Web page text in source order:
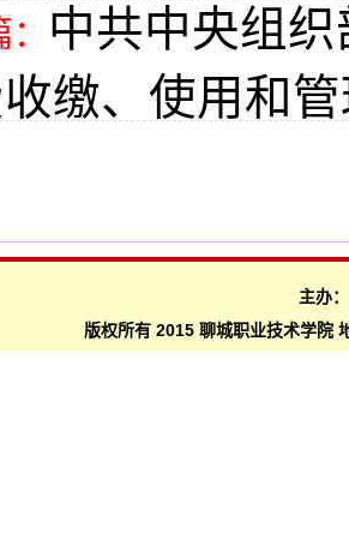
中共中央组
缴、使用和
主办
版权所有 2015 聊城职业技术学院